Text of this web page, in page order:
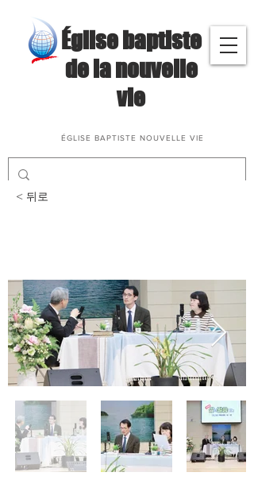
​Église baptiste
de la nouvelle
vie
ÉGLISE BAPTISTE NOUVELLE VIE
< 뒤로